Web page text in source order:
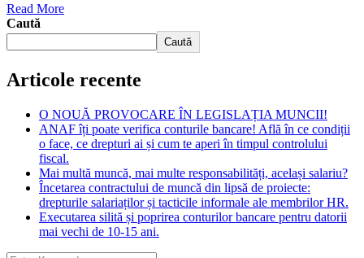
Read More
Caută
Caută
Articole recente
O NOUĂ PROVOCARE ÎN LEGISLAȚIA MUNCII!
ANAF îți poate verifica conturile bancare! Află în ce condiții
o face, ce drepturi ai și cum te aperi în timpul controlului
fiscal.
Mai multă muncă, mai multe responsabilități, același salariu?
Încetarea contractului de muncă din lipsă de proiecte:
drepturile salariaților și tacticile informale ale membrilor HR.
Executarea silită și poprirea conturilor bancare pentru datorii
mai vechi de 10-15 ani.